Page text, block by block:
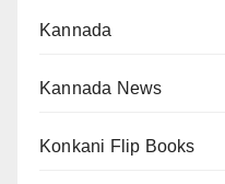
Kannada
Kannada News
Konkani Flip Books